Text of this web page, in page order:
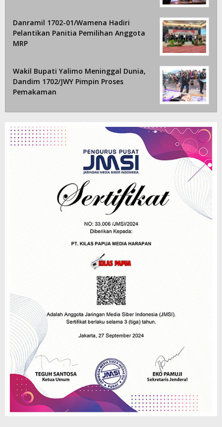
Danramil 1702-01/Wamena Hadiri
Pelantikan Panitia Pemilihan Anggota
MRP
Wakil Bupati Yalimo Meninggal Dunia,
Dandim 1702/JWY Pimpin Proses
Pemakaman